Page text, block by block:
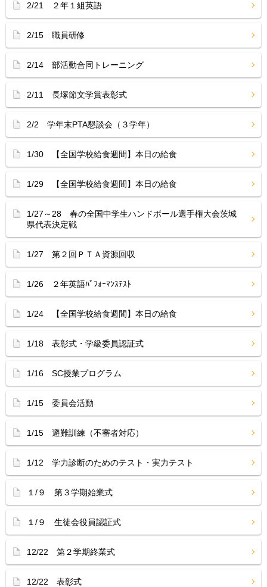
2/21 ２年１組英語
2/15 職員研修
2/14 部活動合同トレーニング
2/11 長塚節文学賞表彰式
2/2 学年末PTA懇談会（３学年）
1/30 【全国学校給食週間】本日の給食
1/29 【全国学校給食週間】本日の給食
1/27～28 春の全国中学生ハンドボール選手権大会茨城
県代表決定戦
1/27 第２回ＰＴＡ資源回収
1/26 ２年英語ﾊﾟﾌｫｰﾏﾝｽﾃｽﾄ
1/24 【全国学校給食週間】本日の給食
1/18 表彰式・学級委員認証式
1/16 SC授業プログラム
1/15 委員会活動
1/15 避難訓練（不審者対応）
1/12 学力診断のためのテスト・実力テスト
１/９ 第３学期始業式
１/９ 生徒会役員認証式
12/22 第２学期終業式
12/22 表彰式